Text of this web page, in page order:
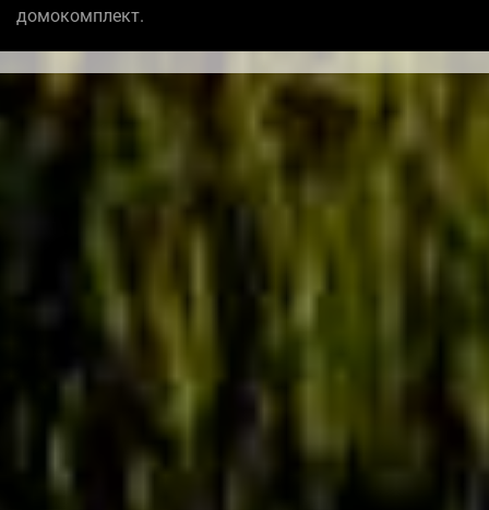
домокомплект.